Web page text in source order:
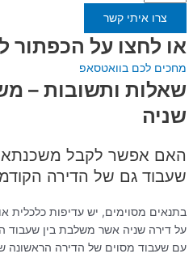
צרו איתי קשר
או לחצו על הכפתור
מחכים לכם בוואטסאפ
שאלות ותשובות –
שניה
האם אפשר לקבל משכנתא
שעבוד גם של הדירה
בתנאים מסוימים, יש עדיפות כלכלית
על דירה שניה אשר משלבת בין
עם שעבוד מסוים של הדירה הראשונה